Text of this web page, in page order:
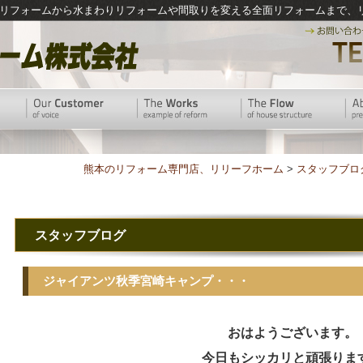
フォームから水まわりリフォームや間取りを変える全面リフォームまで
熊本のリフォーム専門店、リリーフホーム > スタッフブロ
スタッフブログ
ジャイアンツ秋季宮崎キャンプ・・・
おはようございます。
今日もシッカリと頑張りま